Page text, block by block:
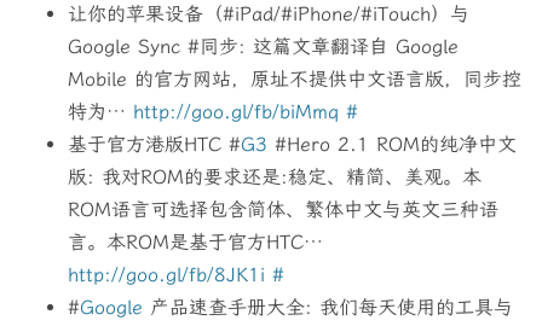
让你的苹果设备（#iPad/#iPhone/#iTouch）与
Google Sync #同步: 这篇文章翻译自 Google
Mobile 的官方网站，原址不提供中文语言版，同步控
特为… http://goo.gl/fb/biMmq #
基于官方港版HTC #G3 #Hero 2.1 ROM的纯净中文
版: 我对ROM的要求还是:稳定、精简、美观。本
ROM语言可选择包含简体、繁体中文与英文三种语
言。本ROM是基于官方HTC…
http://goo.gl/fb/8JK1i #
#Google 产品速查手册大全: 我们每天使用的工具与